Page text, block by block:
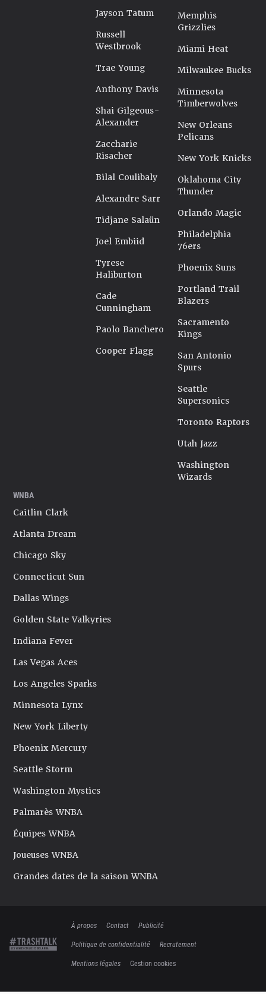
Jayson Tatum
Russell
Westbrook
Trae Young
Anthony Davis
Shai Gilgeous-
Alexander
Zaccharie
Risacher
Bilal Coulibaly
Alexandre Sarr
Tidjane Salaün
Joel Embiid
Tyrese
Haliburton
Cade
Cunningham
Paolo Banchero
Cooper Flagg
Memphis
Grizzlies
Miami Heat
Milwaukee Bucks
Minnesota
Timberwolves
New Orleans
Pelicans
New York Knicks
Oklahoma City
Thunder
Orlando Magic
Philadelphia
76ers
Phoenix Suns
Portland Trail
Blazers
Sacramento
Kings
San Antonio
Spurs
Seattle
Supersonics
Toronto Raptors
Utah Jazz
Washington
Wizards
WNBA
Caitlin Clark
Atlanta Dream
Chicago Sky
Connecticut Sun
Dallas Wings
Golden State Valkyries
Indiana Fever
Las Vegas Aces
Los Angeles Sparks
Minnesota Lynx
New York Liberty
Phoenix Mercury
Seattle Storm
Washington Mystics
Palmarès WNBA
Équipes WNBA
Joueuses WNBA
Grandes dates de la saison WNBA
À propos Contact
Publicité
Politique de confidentialité
Recrutement
Mentions légales
Gestion cookies